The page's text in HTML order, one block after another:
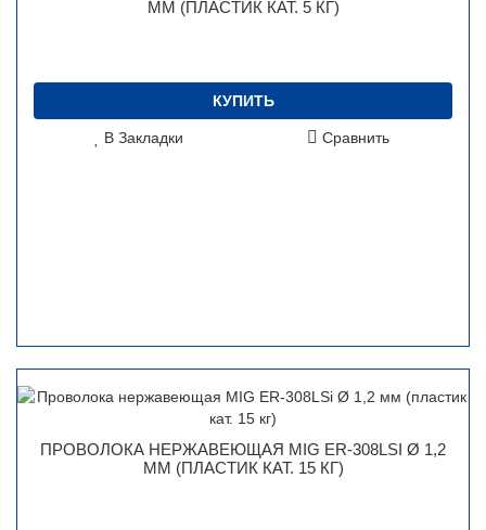
ММ (ПЛАСТИК КАТ. 5 КГ)
КУПИТЬ
В Закладки Сравнить
ПРОВОЛОКА НЕРЖАВЕЮЩАЯ MIG ER-308LSI Ø 1,2
ММ (ПЛАСТИК КАТ. 15 КГ)